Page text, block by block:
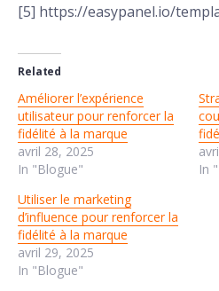
[5] https://easypanel.io/
Related
Améliorer l’expérience
utilisateur pour renforcer la
fidélité à la marque
avril 28, 2025
In "Blogue"
In
Utiliser le marketing
d’influence pour renforcer la
fidélité à la marque
avril 29, 2025
In "Blogue"